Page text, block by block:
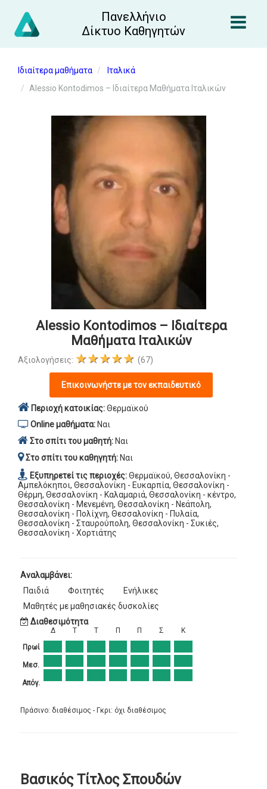
Πανελλήνιο
Δίκτυο Καθηγητών
Ιδιαίτερα μαθήματα
Ιταλικά
Alessio Kontodimos – Ιδιαίτερα Μαθήματα Ιταλικών
Alessio Kontodimos – Ιδιαίτερα
Μαθήματα Ιταλικών
Αξιολογήσεις: ★★★★★ (67)
Επικοινωνήστε με τον εκπαιδευτικό
Περιοχή κατοικίας:Θερμαϊκού
Online μαθήματα: Ναι
Στο σπίτι του μαθητή: Ναι
Στο σπίτι του καθηγητή: Ναι
Εξυπηρετεί τις περιοχές:Θερμαϊκού, Θεσσαλονίκη -
Αμπελόκηποι, Θεσσαλονίκη - Ευκαρπία, Θεσσαλονίκη -
Θέρμη, Θεσσαλονίκη - Καλαμαριά, Θεσσαλονίκη - κέντρο,
Θεσσαλονίκη - Μενεμένη, Θεσσαλονίκη - Νεάπολη,
Θεσσαλονίκη - Πολίχνη, Θεσσαλονίκη - Πυλαία,
Θεσσαλονίκη - Σταυρούπολη, Θεσσαλονίκη - Συκιές,
Θεσσαλονίκη - Χορτιάτης
Αναλαμβάνει:
Παιδιά
Φοιτητές
Ενήλικες
Μαθητές με μαθησιακές δυσκολίες
Διαθεσιμότητα
Πρωί
Μεσ.
Απόγ.
Δ Τ Τ Π Π Σ Κ
Πράσινο: διαθέσιμος - Γκρι: όχι διαθέσιμος
Βασικός Τίτλος Σπουδών